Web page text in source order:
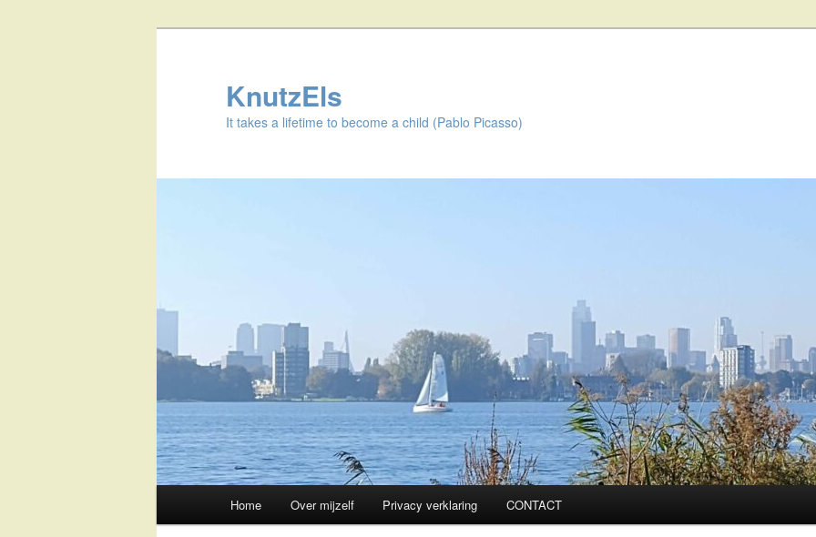
KnutzEls
It takes a lifetime to become a child (Pablo Picasso)
Skip
Home Over mijzelf Privacy verklaring CONTACT